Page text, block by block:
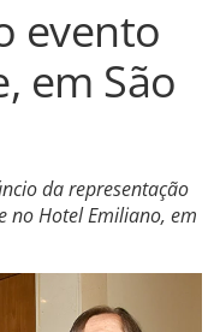
evento
em São
da representação
no Hotel Emiliano, em